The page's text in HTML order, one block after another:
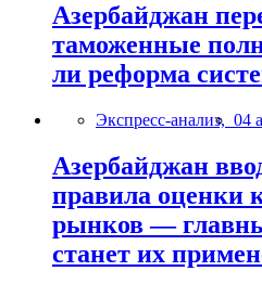
Азербайджан
таможенные
ли реформа
Экспресс-анализ, 04
Азербайджан
правила оценки
рынков —
станет их